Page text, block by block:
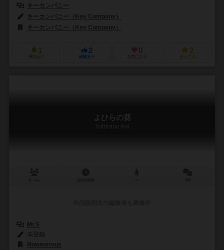
キーカンパニー
キーカンパニー（Key Company）
キーカンパニー（Key Company）
1
興味あり
2
経験あり
0
お気に入り
2
持ってる
よひらの葵
Yohirano Aoi
Mr.S
Nowmerous